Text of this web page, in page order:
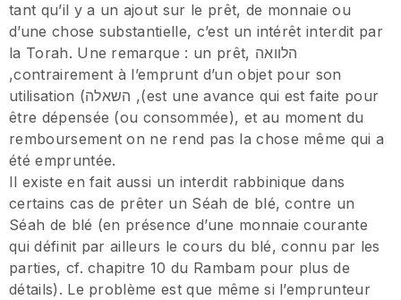
tant qu’il y a un ajout sur le prêt, de monnaie ou
d’une chose substantielle, c’est un intérêt interdit par
la Torah. Une remarque : un prêt, הלוואה
,contrairement à l’emprunt d’un objet pour son
utilisation (השאלה ,(est une avance qui est faite pour
être dépensée (ou consommée), et au moment du
remboursement on ne rend pas la chose même qui a
été empruntée.
Il existe en fait aussi un interdit rabbinique dans
certains cas de prêter un Séah de blé, contre un
Séah de blé (en présence d’une monnaie courante
qui définit par ailleurs le cours du blé, connu par les
parties, cf. chapitre 10 du Rambam pour plus de
détails). Le problème est que même si l’emprunteur